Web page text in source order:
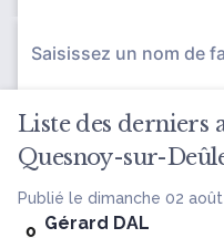
Liste des derniers
Quesnoy-sur-
Publié le dimanche 02
Gérard DAL